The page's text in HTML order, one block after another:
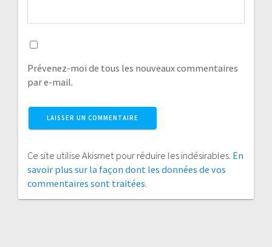
Prévenez-moi de tous les nouveaux commentaires
par e-mail.
Ce site utilise Akismet pour réduire les indésirables. En
savoir plus sur la façon dont les données de vos
commentaires sont traitées